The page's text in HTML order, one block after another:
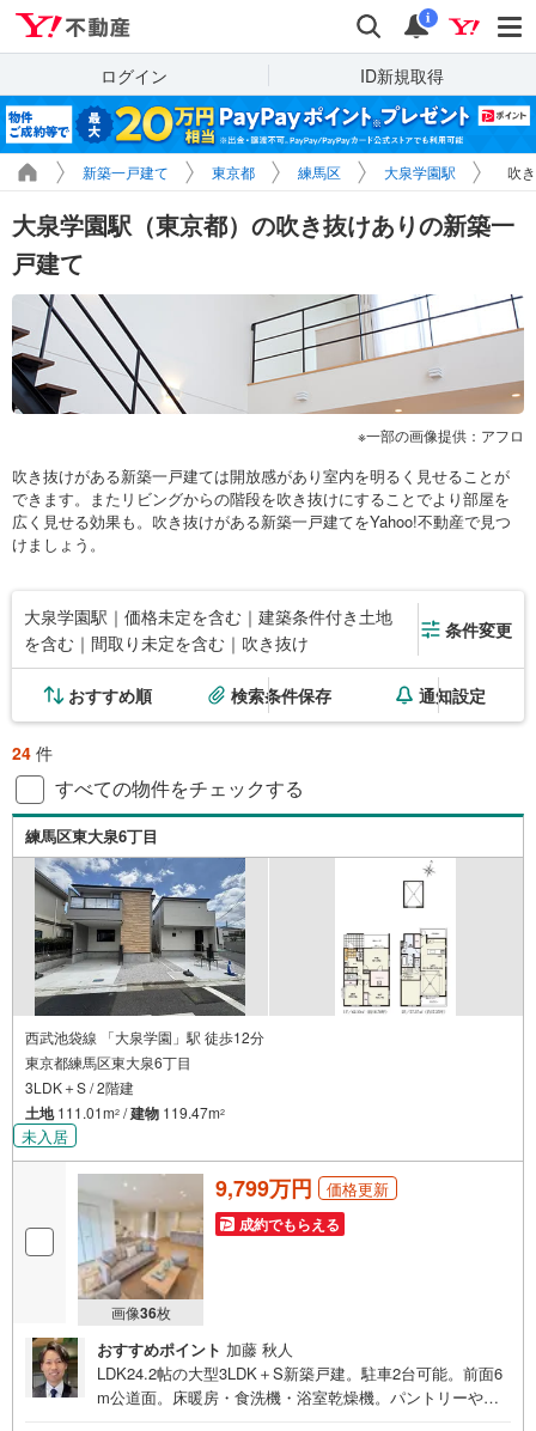
検索 通知
i
ログイン ID新規取得
新築一戸建て 東京都 練馬区 大泉学園駅 吹
大泉学園駅（東京都）の吹き抜けありの新築一
戸建て
一部の画像提供：アフロ
吹き抜けがある新築一戸建ては開放感があり室内を明るく見せることが
できます。またリビングからの階段を吹き抜けにすることでより部屋を
広く見せる効果も。吹き抜けがある新築一戸建てをYahoo!不動産で見つ
けましょう。
大泉学園駅｜価格未定を含む｜建築条件付き土地
を含む｜間取り未定を含む｜吹き抜け
条件変更
おすすめ順 検索条件保存 通知設定
24 件
すべての物件をチェックする
練馬区東大泉6丁目
西武池袋線 「大泉学園」駅 徒歩12分
東京都練馬区東大泉6丁目
3LDK＋S / 2階建
土地111.01m2 /建物 119.47m2
未入居
画像36枚
9,799万円 価格更新
成約でもらえる
おすすめポイント 加藤 秋人
LDK24.2帖の大型3LDK＋S新築戸建。駐車2台可能。前面6
m公道面。床暖房・食洗機・浴室乾燥機。パントリーや